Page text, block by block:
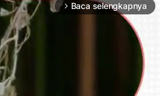
arrow_forward_ios Baca selengkapnya